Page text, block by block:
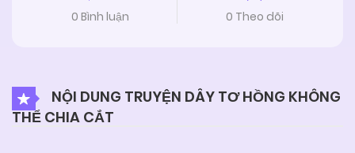
0 Bình luận 0 Theo dõi
NỘI DUNG TRUYỆN DÂY TƠ HỒNG KHÔNG
THỂ CHIA CẮT